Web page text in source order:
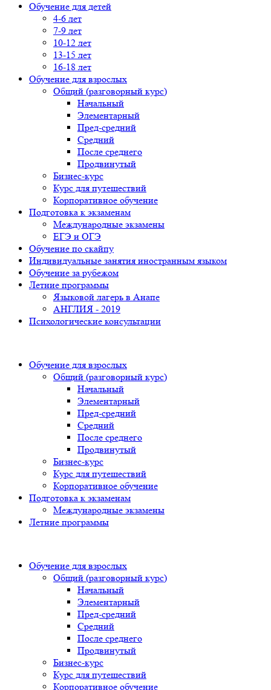
Обучение для детей
4-6 лет
7-9 лет
10-12 лет
13-15 лет
16-18 лет
Обучение для взрослых
Общий (разговорный курс)
Начальный
Элементарный
Пред-средний
Средний
После среднего
Продвинутый
Бизнес-курс
Курс для путешествий
Корпоративное обучение
Подготовка к экзаменам
Международные экзамены
ЕГЭ и ОГЭ
Обучение по скайпу
Индивидуальные занятия иностранным языком
Обучение за рубежом
Летние программы
Языковой лагерь в Анапе
АНГЛИЯ - 2019
Психологические консультации
Обучение для взрослых
Общий (разговорный курс)
Начальный
Элементарный
Пред-средний
Средний
После среднего
Продвинутый
Бизнес-курс
Курс для путешествий
Корпоративное обучение
Подготовка к экзаменам
Международные экзамены
Летние программы
Обучение для взрослых
Общий (разговорный курс)
Начальный
Элементарный
Пред-средний
Средний
После среднего
Продвинутый
Бизнес-курс
Курс для путешествий
Корпоративное обучение